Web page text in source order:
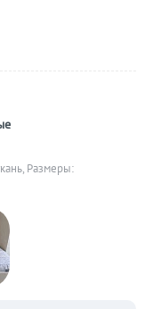
Размеры: